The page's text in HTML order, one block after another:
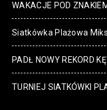
WAKACJE POD
Siatkówka Plażowa
PADŁ NOWY REKORD
TURNIEJ SIATKÓWKI